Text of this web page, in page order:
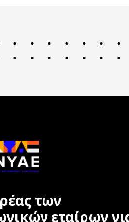
των
εταίρων